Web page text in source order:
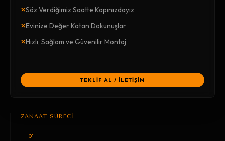
×Söz Verdiğimiz Saatte Kapınızdayız
×Evinize Değer Katan Dokunuşlar
×Hızlı, Sağlam ve Güvenilir Montaj
TEKLİF AL / İLETİŞİM
ZANAAT SÜRECİ
01